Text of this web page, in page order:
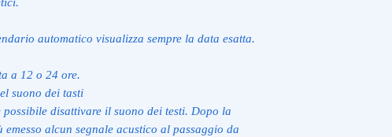
automatico visualizza sempre la data esatta.
a 12 o 24 ore.
suono dei tasti
disattivare il suono dei testi. Dopo la
alcun segnale acustico al passaggio da